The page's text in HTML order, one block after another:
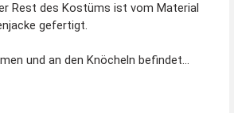
Rest des Kostüms ist vom Material
gefertigt.
und an den Knöcheln befindet
damit keine Luft austritt. Eine